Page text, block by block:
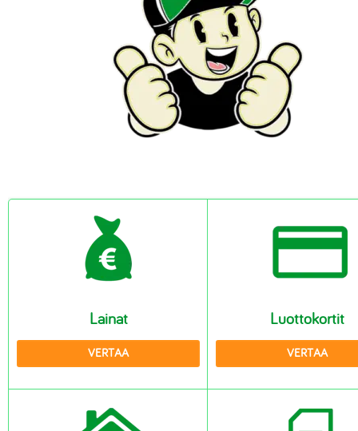
Välityspalkkiot
Yrityslaina
Kauppakassit
Kiinteistörahoitus
Vakuutukset
Lemmikkitarvikkeet
VPN-yhteydet
Virustorjunta
Salasanaohjelmat
Autolainalaskuri
Lainat
VERTAA
Luottokortit
VERTAA